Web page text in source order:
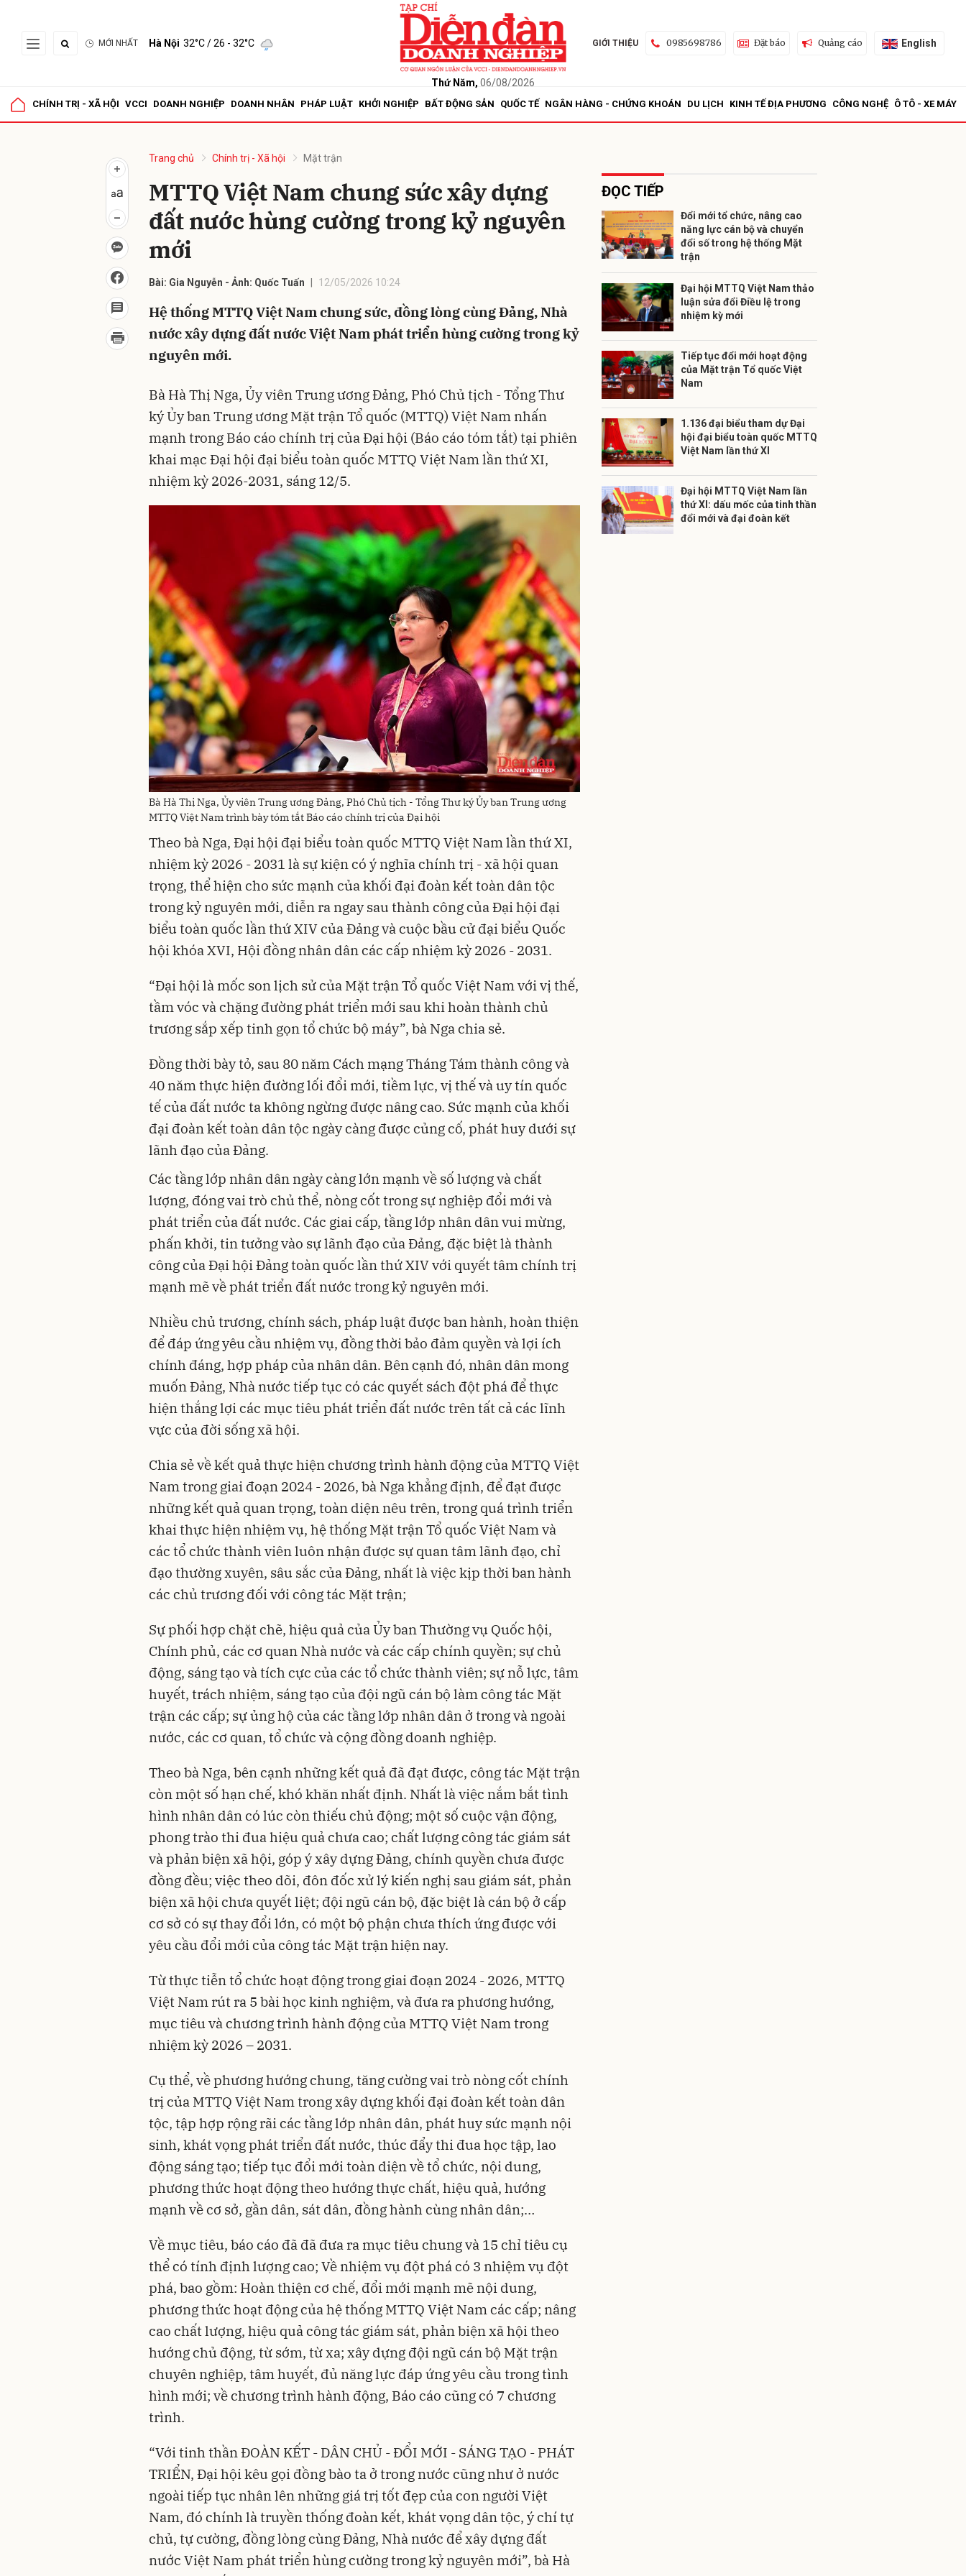
MỚI NHẤT Hà Nội 32°C/ 26 - 32°C
Thứ Năm, 06/08/2026
GIỚI THIỆU 0985698786 Đặt báo Quảng cáo English
CHÍNH TRỊ - XÃ HỘI VCCI DOANH NGHIỆP DOANH NHÂN PHÁP LUẬT KHỞI NGHIỆP BẤT ĐỘNG SẢN QUỐC TẾ NGÂN HÀNG - CHỨNG KHOÁN DU LỊCH KINH TẾ ĐỊA PHƯƠNG CÔNG NGHỆ Ô TÔ - XE MÁY
Trang chủ Chính trị - Xã hội Mặt trận
MTTQ Việt Nam chung sức xây dựng
đất nước hùng cường trong kỷ nguyên
mới
Bài: Gia Nguyễn - Ảnh: Quốc Tuấn 12/05/2026 10:24
Hệ thống MTTQ Việt Nam chung sức, đồng lòng cùng Đảng, Nhà
nước xây dựng đất nước Việt Nam phát triển hùng cường trong kỷ
nguyên mới.
Bà Hà Thị Nga, Ủy viên Trung ương Đảng, Phó Chủ tịch - Tổng Thư
ký Ủy ban Trung ương Mặt trận Tổ quốc (MTTQ) Việt Nam nhấn
mạnh trong Báo cáo chính trị của Đại hội (Báo cáo tóm tắt) tại phiên
khai mạc Đại hội đại biểu toàn quốc MTTQ Việt Nam lần thứ XI,
nhiệm kỳ 2026-2031, sáng 12/5.
Bà Hà Thị Nga, Ủy viên Trung ương Đảng, Phó Chủ tịch - Tổng Thư ký Ủy ban Trung ương
MTTQ Việt Nam trình bày tóm tắt Báo cáo chính trị của Đại hội
Theo bà Nga, Đại hội đại biểu toàn quốc MTTQ Việt Nam lần thứ XI,
nhiệm kỳ 2026 - 2031 là sự kiện có ý nghĩa chính trị - xã hội quan
trọng, thể hiện cho sức mạnh của khối đại đoàn kết toàn dân tộc
trong kỷ nguyên mới, diễn ra ngay sau thành công của Đại hội đại
biểu toàn quốc lần thứ XIV của Đảng và cuộc bầu cử đại biểu Quốc
hội khóa XVI, Hội đồng nhân dân các cấp nhiệm kỳ 2026 - 2031.
“Đại hội là mốc son lịch sử của Mặt trận Tổ quốc Việt Nam với vị thế,
tầm vóc và chặng đường phát triển mới sau khi hoàn thành chủ
trương sắp xếp tinh gọn tổ chức bộ máy”, bà Nga chia sẻ.
Đồng thời bày tỏ, sau 80 năm Cách mạng Tháng Tám thành công và
40 năm thực hiện đường lối đổi mới, tiềm lực, vị thế và uy tín quốc
tế của đất nước ta không ngừng được nâng cao. Sức mạnh của khối
đại đoàn kết toàn dân tộc ngày càng được củng cố, phát huy dưới sự
lãnh đạo của Đảng.
Các tầng lớp nhân dân ngày càng lớn mạnh về số lượng và chất
lượng, đóng vai trò chủ thể, nòng cốt trong sự nghiệp đổi mới và
phát triển của đất nước. Các giai cấp, tầng lớp nhân dân vui mừng,
phấn khởi, tin tưởng vào sự lãnh đạo của Đảng, đặc biệt là thành
công của Đại hội Đảng toàn quốc lần thứ XIV với quyết tâm chính trị
mạnh mẽ về phát triển đất nước trong kỷ nguyên mới.
Nhiều chủ trương, chính sách, pháp luật được ban hành, hoàn thiện
để đáp ứng yêu cầu nhiệm vụ, đồng thời bảo đảm quyền và lợi ích
chính đáng, hợp pháp của nhân dân. Bên cạnh đó, nhân dân mong
muốn Đảng, Nhà nước tiếp tục có các quyết sách đột phá để thực
hiện thắng lợi các mục tiêu phát triển đất nước trên tất cả các lĩnh
vực của đời sống xã hội.
Chia sẻ về kết quả thực hiện chương trình hành động của MTTQ Việt
Nam trong giai đoạn 2024 - 2026, bà Nga khẳng định, để đạt được
những kết quả quan trọng, toàn diện nêu trên, trong quá trình triển
khai thực hiện nhiệm vụ, hệ thống Mặt trận Tổ quốc Việt Nam và
các tổ chức thành viên luôn nhận được sự quan tâm lãnh đạo, chỉ
đạo thường xuyên, sâu sắc của Đảng, nhất là việc kịp thời ban hành
các chủ trương đối với công tác Mặt trận;
Sự phối hợp chặt chẽ, hiệu quả của Ủy ban Thường vụ Quốc hội,
Chính phủ, các cơ quan Nhà nước và các cấp chính quyền; sự chủ
động, sáng tạo và tích cực của các tổ chức thành viên; sự nỗ lực, tâm
huyết, trách nhiệm, sáng tạo của đội ngũ cán bộ làm công tác Mặt
trận các cấp; sự ủng hộ của các tầng lớp nhân dân ở trong và ngoài
nước, các cơ quan, tổ chức và cộng đồng doanh nghiệp.
Theo bà Nga, bên cạnh những kết quả đã đạt được, công tác Mặt trận
còn một số hạn chế, khó khăn nhất định. Nhất là việc nắm bắt tình
hình nhân dân có lúc còn thiếu chủ động; một số cuộc vận động,
phong trào thi đua hiệu quả chưa cao; chất lượng công tác giám sát
và phản biện xã hội, góp ý xây dựng Đảng, chính quyền chưa được
đồng đều; việc theo dõi, đôn đốc xử lý kiến nghị sau giám sát, phản
biện xã hội chưa quyết liệt; đội ngũ cán bộ, đặc biệt là cán bộ ở cấp
cơ sở có sự thay đổi lớn, có một bộ phận chưa thích ứng được với
yêu cầu đổi mới của công tác Mặt trận hiện nay.
Từ thực tiễn tổ chức hoạt động trong giai đoạn 2024 - 2026, MTTQ
Việt Nam rút ra 5 bài học kinh nghiệm, và đưa ra phương hướng,
mục tiêu và chương trình hành động của MTTQ Việt Nam trong
nhiệm kỳ 2026 – 2031.
Cụ thể, về phương hướng chung, tăng cường vai trò nòng cốt chính
trị của MTTQ Việt Nam trong xây dựng khối đại đoàn kết toàn dân
tộc, tập hợp rộng rãi các tầng lớp nhân dân, phát huy sức mạnh nội
sinh, khát vọng phát triển đất nước, thúc đẩy thi đua học tập, lao
động sáng tạo; tiếp tục đổi mới toàn diện về tổ chức, nội dung,
phương thức hoạt động theo hướng thực chất, hiệu quả, hướng
mạnh về cơ sở, gần dân, sát dân, đồng hành cùng nhân dân;…
Về mục tiêu, báo cáo đã đã đưa ra mục tiêu chung và 15 chỉ tiêu cụ
thể có tính định lượng cao; Về nhiệm vụ đột phá có 3 nhiệm vụ đột
phá, bao gồm: Hoàn thiện cơ chế, đổi mới mạnh mẽ nội dung,
phương thức hoạt động của hệ thống MTTQ Việt Nam các cấp; nâng
cao chất lượng, hiệu quả công tác giám sát, phản biện xã hội theo
hướng chủ động, từ sớm, từ xa; xây dựng đội ngũ cán bộ Mặt trận
chuyên nghiệp, tâm huyết, đủ năng lực đáp ứng yêu cầu trong tình
hình mới; về chương trình hành động, Báo cáo cũng có 7 chương
trình.
“Với tinh thần ĐOÀN KẾT - DÂN CHỦ - ĐỔI MỚI - SÁNG TẠO - PHÁT
TRIỂN, Đại hội kêu gọi đồng bào ta ở trong nước cũng như ở nước
ngoài tiếp tục nhân lên những giá trị tốt đẹp của con người Việt
Nam, đó chính là truyền thống đoàn kết, khát vọng dân tộc, ý chí tự
chủ, tự cường, đồng lòng cùng Đảng, Nhà nước để xây dựng đất
nước Việt Nam phát triển hùng cường trong kỷ nguyên mới”, bà Hà
ĐỌC TIẾP
Đổi mới tổ chức, nâng cao
năng lực cán bộ và chuyển
đổi số trong hệ thống Mặt
trận
Đại hội MTTQ Việt Nam thảo
luận sửa đổi Điều lệ trong
nhiệm kỳ mới
Tiếp tục đổi mới hoạt động
của Mặt trận Tổ quốc Việt
Nam
1.136 đại biểu tham dự Đại
hội đại biểu toàn quốc MTTQ
Việt Nam lần thứ XI
Đại hội MTTQ Việt Nam lần
thứ XI: dấu mốc của tinh thần
đổi mới và đại đoàn kết
Gửi